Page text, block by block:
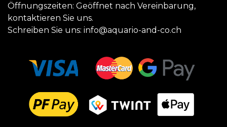
Öffnungszeiten: Geöffnet nach Vereinbarung,
kontaktieren Sie uns.
Schreiben Sie uns: info@aquario-and-co.ch